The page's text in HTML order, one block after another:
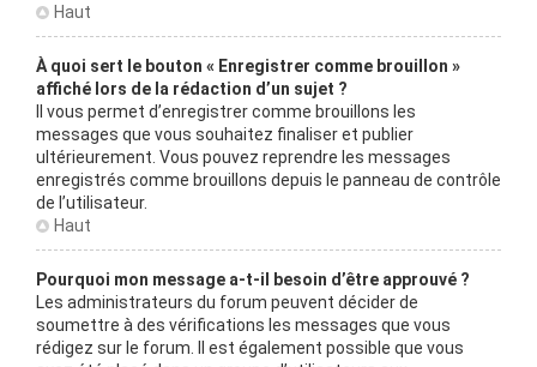
Haut
À quoi sert le bouton « Enregistrer comme brouillon »
affiché lors de la rédaction d’un sujet ?
Il vous permet d’enregistrer comme brouillons les
messages que vous souhaitez finaliser et publier
ultérieurement. Vous pouvez reprendre les messages
enregistrés comme brouillons depuis le panneau de contrôle
de l’utilisateur.
Haut
Pourquoi mon message a-t-il besoin d’être approuvé ?
Les administrateurs du forum peuvent décider de
soumettre à des vérifications les messages que vous
rédigez sur le forum. Il est également possible que vous